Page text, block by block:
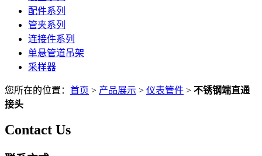
配件系列
管夹系列
连接件系列
单悬管道吊架
采样器
您所在的位置： 首页 > 产品展示 > 仪表管件 > 不锈钢端直通
接头
Contact Us